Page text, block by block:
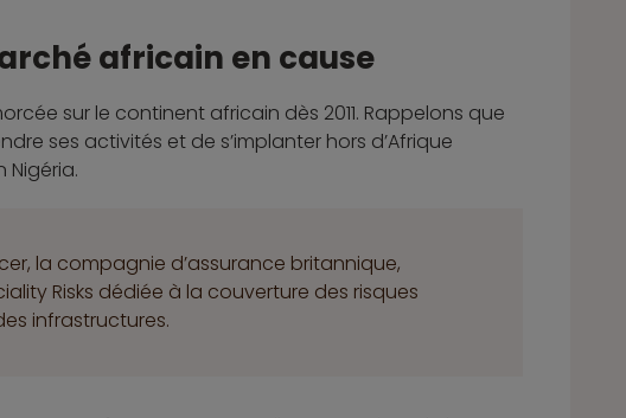
africain en cause
sur le continent africain dès 2011. Rappelons que
ses activités et de s’implanter hors d’Afrique
la compagnie d’assurance britannique,
Risks dédiée à la couverture des risques
infrastructures.